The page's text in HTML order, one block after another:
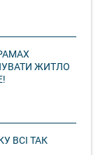
ЖИТЛО
ВСІ ТАК